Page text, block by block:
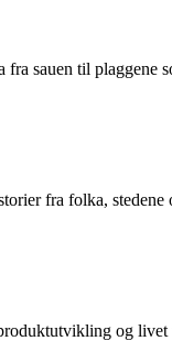
sauen til plaggene
fra folka,
og livet